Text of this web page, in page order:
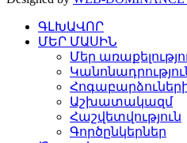
ԳԼԽԱՎՈՐ
ՄԵՐ ՄԱՍԻՆ
Մեր
Աշխատակազմ
Հաշվետվություն
Գործընկերներ